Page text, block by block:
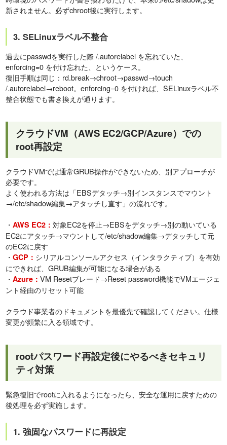
新されません。必ずchroot後に実行します。
3. SELinuxラベル不整合
過去にpasswdを実行した際 /.autorelabel を忘れていた、
enforcing=0 を付け忘れた、というケース。
復旧手順は同じ：rd.break→chroot→passwd→touch
/.autorelabel→reboot。enforcing=0 を付ければ、SELinuxラベル不
整合状態でも書き換えが通ります。
クラウドVM（AWS EC2/GCP/Azure）での
root再設定
クラウドVMでは通常GRUB操作ができないため、別アプローチが
必要です。
よく使われる方法は「EBSデタッチ→別インスタンスでマウント
→/etc/shadow編集→アタッチし直す」の流れです。
・AWS EC2：対象EC2を停止→EBSをデタッチ→別の動いている
EC2にアタッチ→マウントして/etc/shadow編集→デタッチして元
のEC2に戻す
・GCP： シリアルコンソールアクセス（インタラクティブ）を有効
にできれば、GRUB編集が可能になる場合がある
・Azure：VM Resetブレード→Reset password機能でVMエージェ
ント経由のリセット可能
クラウド事業者のドキュメントを最優先で確認してください。仕様
変更が頻繁に入る領域です。
rootパスワード再設定後にやるべきセキュリ
ティ対策
緊急復旧でrootに入れるようになったら、安全な運用に戻すための
後処理を必ず実施します。
1. 強固なパスワードに再設定